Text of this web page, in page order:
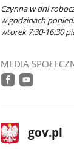
Czynna w dni
w godzinach
wtorek 7:30-16:30
MEDIA
stopka
gov.pl Strona
gov.pl